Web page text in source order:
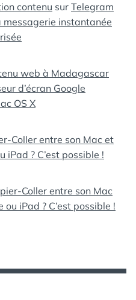
contenu sur Telegram
messagerie instantanée
web à Madagascar
d’écran Google
OS X
Coller entre son Mac et
iPad ? C’est possible !
Coller entre son Mac
iPad ? C’est possible !